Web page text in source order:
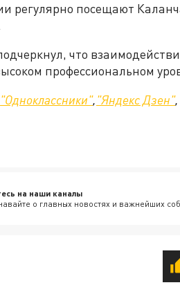
регулярно посещают
что
профессиональном
"Одноклассники","Яндекс Дзен"
на наши каналы
о главных новостях и важнейших